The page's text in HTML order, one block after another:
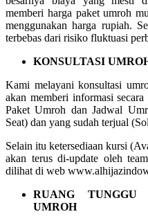
memberi harga paket umroh
menggunakan harga rupiah.
terbebas dari risiko fluktuasi
KONSULTASI
Kami melayani konsultasi
akan memberi informasi
Paket Umroh dan Jadwal
Seat) dan yang sudah terjual
Selain itu ketersediaan kursi
akan terus di-update oleh
dilihat di web
RUANG
UMROH